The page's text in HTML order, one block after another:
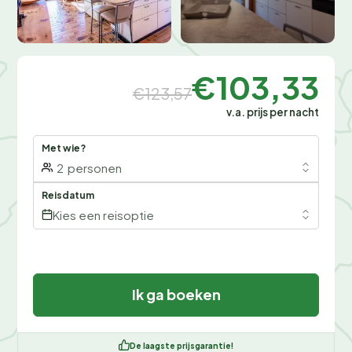
€123,57€103,33
v.a. prijs per nacht
Met wie?
2 personen
Reisdatum
Kies een reisoptie
Ik ga boeken
De laagste prijsgarantie!